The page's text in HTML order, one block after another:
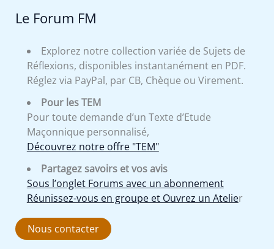
Le Forum FM
Explorez notre collection variée de Sujets de
Réflexions, disponibles instantanément en PDF.
Réglez via PayPal, par CB, Chèque ou Virement.
Pour les TEM
Pour toute demande d’un Texte d’Etude
Maçonnique personnalisé,
Découvrez notre offre "TEM"
Partagez savoirs et vos avis
Sous l’onglet Forums avec un abonnement
Réunissez-vous en groupe et Ouvrez un Atelier
Nous contacter